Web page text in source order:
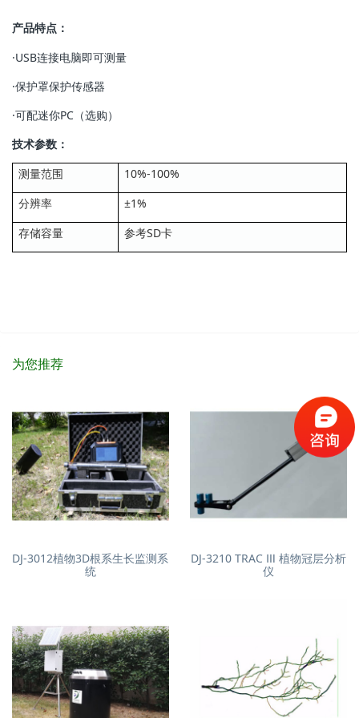
产品特点：
·USB连接电脑即可测量
·保护罩保护传感器
·可配迷你PC（选购）
技术参数：
测量范围
10%-100%
分辨率
±1%
存储容量
参考SD卡
为您推荐
DJ-3012植物3D根系生长监测系
统
DJ-3210 TRAC Ⅲ 植物冠层分析
仪